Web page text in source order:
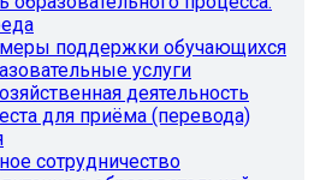
поддержки обучающихся
услуги
деятельность
для приёма (перевода)
сотрудничество